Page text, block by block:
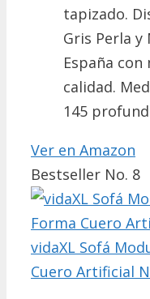
tapizado.
Gris Perla y
España
calidad.
145
Ver en Amazon
Bestseller No. 8
vidaXL Sofá
Cuero Artificial